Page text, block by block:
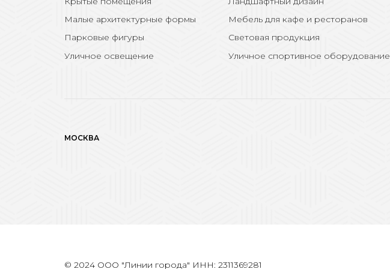
Малые архитектурные формы
Мебель для кафе и ресторанов
Парковые фигуры
Световая продукция
Уличное освещение
Уличное спортивное оборудование
МОСКВА
© 2024 ООО "Линии города" ИНН: 2311369281